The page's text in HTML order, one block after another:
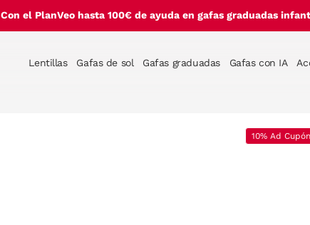
Con el PlanVeo hasta 100€ de ayuda en gafas graduadas
Lentillas Gafas de sol Gafas graduadas Gafas con IA
10% Ad